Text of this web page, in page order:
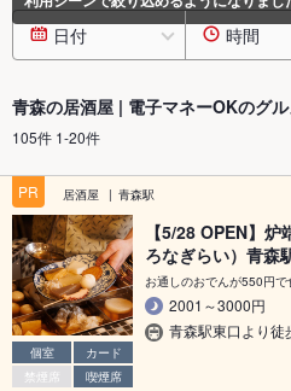
日付 時間
青森の居酒屋 | 電子マネーOKのグ
105件 1-20件
PR 居酒屋 青森駅
個室
カード
禁煙席
喫煙席
【5/28 OPEN】
ろなぎらい）青森
お通しのおでんが550円で
2001～3000円
青森駅東口より徒